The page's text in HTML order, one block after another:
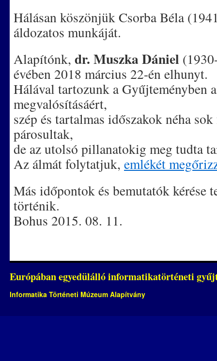
Hálásan köszönjük Csorba Béla
áldozatos munkáját.
Alapítónk, dr. Muszka Dániel
évében 2018 március 22-én elhunyt.
Hálával tartozunk a Gyűjteményben
megvalósításáért,
szép és tartalmas időszakok néha
párosultak,
de az utolsó pillanatokig meg tudta
Az álmát folytatjuk, emlékét
Más időpontok és bemutatók kérése
történik.
Bohus 2015. 08. 11.
Európában egyedülálló informatikatörténeti
Informatika Történeti Múzeum Alapítvány